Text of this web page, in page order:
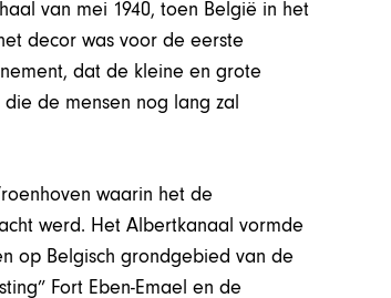
van mei 1940, toen België in het
decor was voor de eerste
dat de kleine en grote
de mensen nog lang zal
waarin het de
werd. Het Albertkanaal vormde
op Belgisch grondgebied van de
Fort Eben-Emael en de